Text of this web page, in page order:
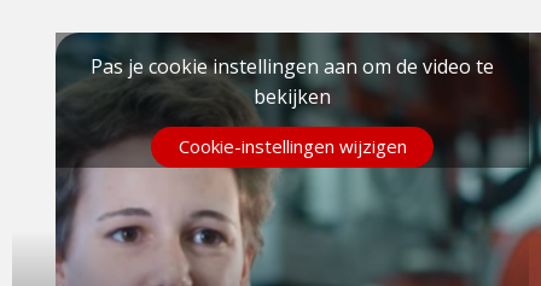
Pas je cookie instellingen aan om de video te
bekijken
Cookie-instellingen wijzigen